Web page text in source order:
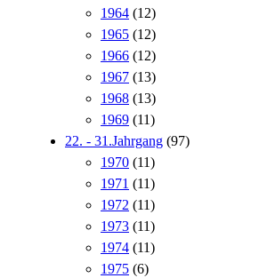
1964 (12)
1965 (12)
1966 (12)
1967 (13)
1968 (13)
1969 (11)
22. - 31.Jahrgang (97)
1970 (11)
1971 (11)
1972 (11)
1973 (11)
1974 (11)
1975 (6)